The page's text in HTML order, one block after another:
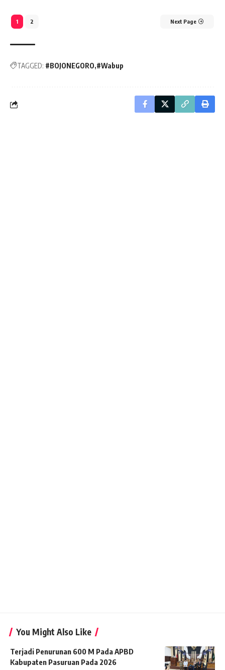
1 2 Next Page
TAGGED: #BOJONEGORO #Wabup
You Might Also Like
Terjadi Penurunan 600 M Pada APBD
Kabupaten Pasuruan Pada 2026